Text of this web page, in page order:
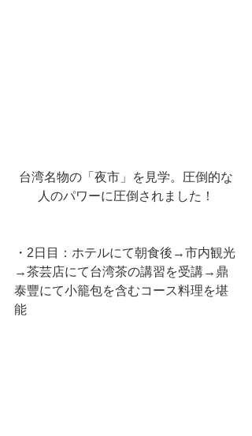
台湾名物の「夜市」を見学。圧倒的な
人のパワーに圧倒されました！
・2日目：ホテルにて朝食後→市内観光
→茶芸店にて台湾茶の講習を受講→鼎
泰豐にて小籠包を含むコース料理を堪
能